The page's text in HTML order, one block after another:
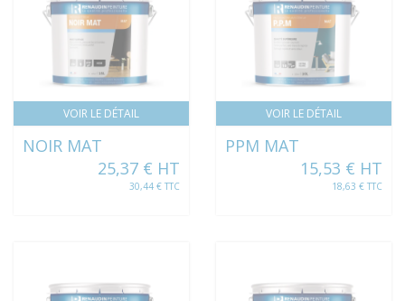
VOIR LE DÉTAIL
NOIR MAT
25,37 € HT
30,44 € TTC
VOIR LE DÉTAIL
PPM MAT
15,53 € HT
18,63 € TTC